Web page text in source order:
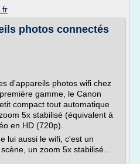
photos connectés
d'appareils photos wifi chez
gamme, le Canon
compact tout automatique
5x stabilisé (équivalent à
en HD (720p).
lui aussi le wifi, c'est un
un zoom 5x stabilisé...